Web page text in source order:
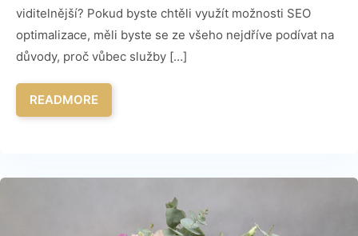
viditelnější? Pokud byste chtěli využít možnosti SEO
optimalizace, měli byste se ze všeho nejdříve podívat na
důvody, proč vůbec služby […]
READMORE